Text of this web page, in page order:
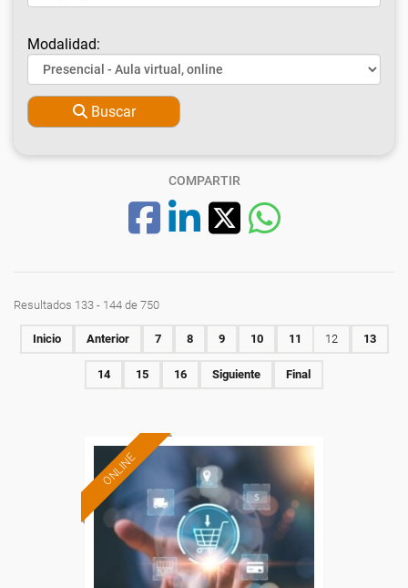
Modalidad:
Buscar
COMPARTIR
Resultados 133 - 144 de 750
Inicio Anterior 7 8 9 10 11 12 13
14 15 16 Siguiente Final
ONLINE
Formación 100%
subvencionada.
Para desempleados,
trabajadores y autónomos.